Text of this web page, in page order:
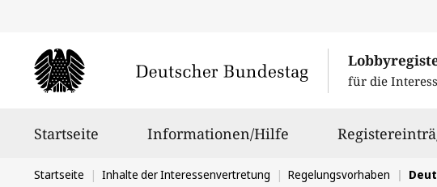
für die
Startseite Informationen/Hilfe
Sie
Startseite Inhalte der Interessenvertretung Regelungsvorhaben